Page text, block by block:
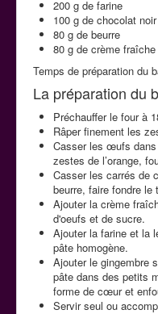
200 g de farine
100 g de chocolat
80 g de beurre
80 g de crème fraîche
Temps de préparation du
La préparation du
Préchauffer le four à
Râper finement les
Casser les œufs dans
zestes de l’orange,
Casser les carrés de
beurre, faire fondre le
Ajouter la crème
d'oeufs et de sucre.
Ajouter la farine et la
pâte homogène.
Ajouter le gingembre
pâte dans des petits
forme de cœur et
Servir seul ou